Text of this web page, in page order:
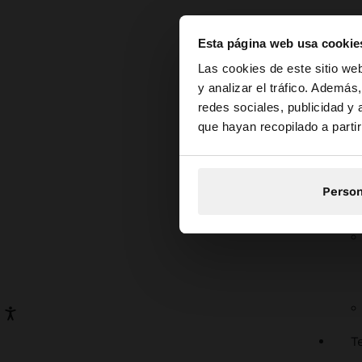
Esta página web usa
Las cookies de este sitio
y analizar el tráfico.
redes sociales, publicidad y
que hayan recopilado a
hola
Estás accediendo a
Los
El
sin